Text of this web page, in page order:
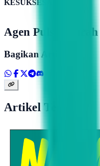
KESUKSESAN
Agen Pulsa
Bagikan Artikel
Artikel Terkait